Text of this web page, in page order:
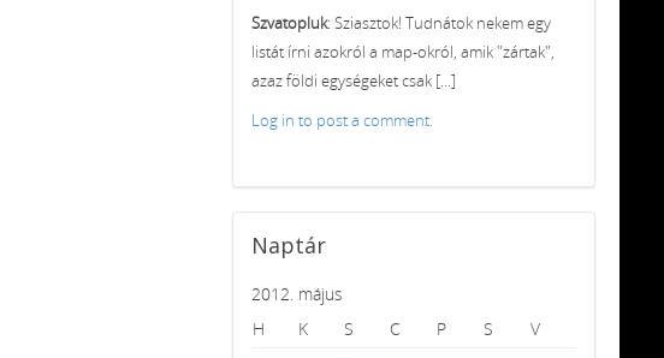
Szvatopluk: Sziasztok! Tudnátok nekem egy
listát írni azokról a map-okról, amik "zártak",
azaz földi egységeket csak [...]
Log in to post a comment.
Naptár
2012. május
H
K S C P S
V